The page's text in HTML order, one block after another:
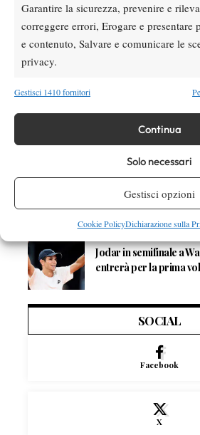
Garantire la sicurezza, prevenire e
correggere errori, Erogare e presentare
e contenuto, Salvare e comunicare le
privacy.
Gestisci 1410 fornitori
Continua
Solo necessari
Gestisci opzioni
Cookie PolicyDichiarazione sulla
News
Korda operato alla
momento di
Arthur Géa, primo
una finale ATP
Jodar in semifinale a
entrerà per la prima
SOCIAL
Facebook
X